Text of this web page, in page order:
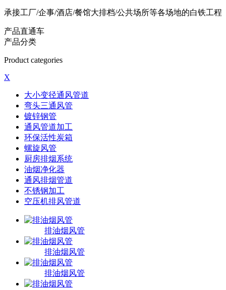
承接工厂/企事/酒店/餐馆大排档/公共场所等各场地的白铁工程
产品直通车
产品分类
Product categories
X
大小变径通风管道
弯头三通风管
镀锌钢管
通风管道加工
环保活性炭箱
螺旋风管
厨房排烟系统
油烟净化器
通风排烟管道
不锈钢加工
空压机排风管道
排油烟风管
排油烟风管
排油烟风管